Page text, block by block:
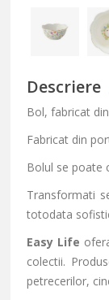
Descriere
Bol, fabricat din
Fabricat din
Bolul se poate
Transformati
totodata
Easy Life
colectii.
petrecerilor,